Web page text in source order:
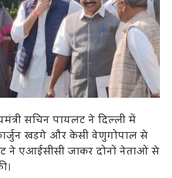
सचिन पायलट ने दिल्ली में
खड़गे और केसी वेणुगोपाल से
ने एआईसीसी जाकर दोनों नेताओं से